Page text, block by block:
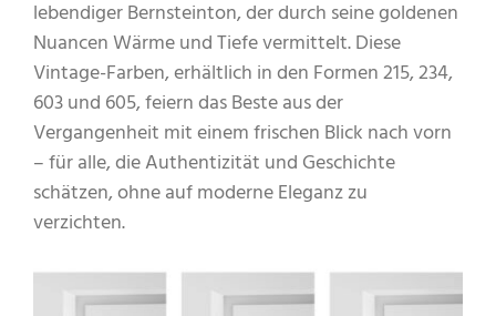
lebendiger Bernsteinton, der durch seine goldenen
Nuancen Wärme und Tiefe vermittelt. Diese
Vintage-Farben, erhältlich in den Formen 215, 234,
603 und 605, feiern das Beste aus der
Vergangenheit mit einem frischen Blick nach vorn
– für alle, die Authentizität und Geschichte
schätzen, ohne auf moderne Eleganz zu
verzichten.